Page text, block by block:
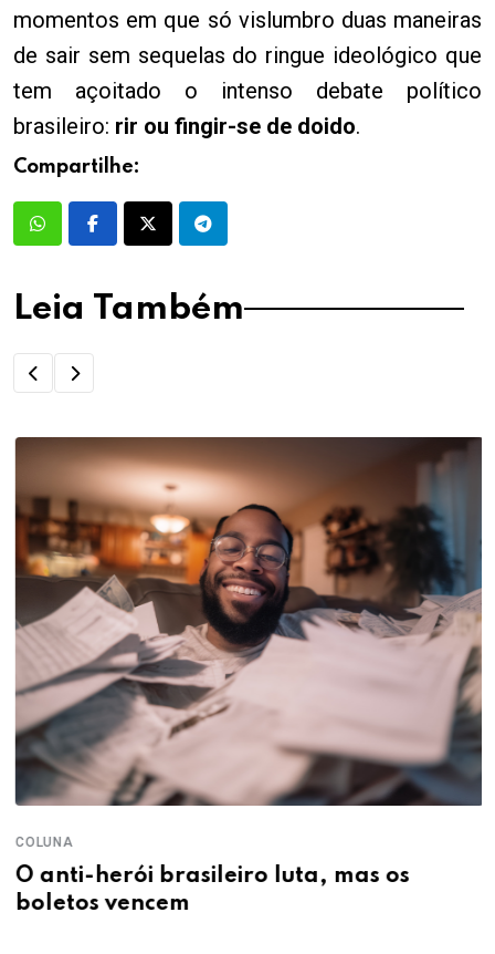
momentos em que só vislumbro duas maneiras
de sair sem sequelas do ringue ideológico que
tem açoitado o intenso debate político
brasileiro: rir ou fingir-se de doido.
Compartilhe:
Leia Também
COLUNA
O anti-herói brasileiro luta, mas os
boletos vencem